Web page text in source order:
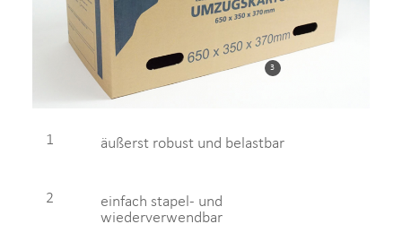
3
1 äußerst robust und belastbar
2
einfach stapel- und
wiederverwendbar